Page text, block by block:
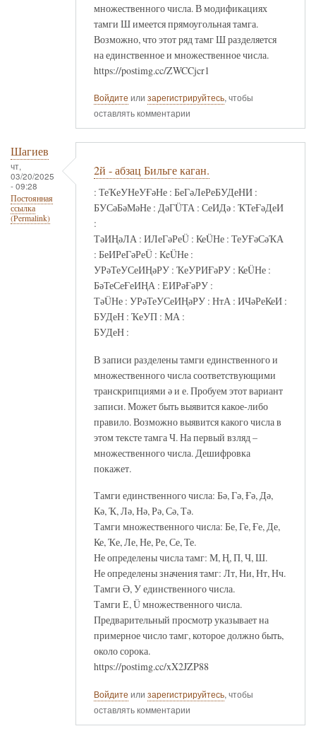
множественного числа. В модификациях
тамги Ш имеется прямоугольная тамга.
Возможно, что этот ряд тамг Ш разделяется
на единственное и множественное числа.
https://postimg.cc/ZWCCjcr1
Войдите или зарегистрируйтесь, чтобы
оставлять комментарии
Шагиев
чт,
03/20/2025
- 09:28
Постоянная
ссылка
(Permalink)
2й - абзац Бильге каган.
: ТеҠеУНеУҒәНе : БеГәЛеРеБУДеНИ :
БУСәБәМәНе : ДәГÜТА : СеИДә : ҠТеҒәДеИ
:
ТәИҢәЛА : ИЛеГәРеÜ : КеÜНе : ТеУҒәСәҠА
: БеИРеГәРеÜ : КeÜНе :
УРәТеУСеИҢәРУ : ҠеУРИҒәРУ : КеÜНе :
БәТеСеҒеИҢА : ЕИРәҒәРУ :
ТәÜНе : УРәТеУСеИҢәРУ : НтА : ИЧәРеКеИ :
БУДеН : ҠеУП : МА :
БУДеН :
В записи разделены тамги единственного и
множественного числа соответствующими
транскрипциями ә и е. Пробуем этот вариант
записи. Может быть выявится какое-либо
правило. Возможно выявится какого числа в
этом тексте тамга Ч. На первый взляд –
множественного числа. Дешифровка
покажет.
Тамги единственного числа: Бә, Гә, Ғә, Дә,
Кә, Ҡ, Лә, Нә, Рә, Сә, Тә.
Тамги множественного числа: Бе, Ге, Ғе, Де,
Ке, Ҡе, Ле, Не, Ре, Се, Те.
Не определены числа тамг: М, Ң, П, Ч, Ш.
Не определены значения тамг: Лт, Ни, Нт, Нч.
Тамги Ә, У единственного числа.
Тамги Е, Ü множественного числа.
Предварительный просмотр указывает на
примерное число тамг, которое должно быть,
около сорока.
https://postimg.cc/xX2JZP88
Войдите или зарегистрируйтесь, чтобы
оставлять комментарии